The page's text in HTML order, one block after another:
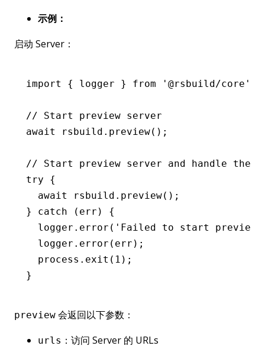
示例：
启动 Server：
import { logger } from '@rsbuild/core'
// Start preview server
await
rsbuild .preview();
// Start preview server and handle the
try {
  await
rsbuild .preview();
} catch (err) {
  logger
.error ( 'Failed to start preview
  logger
.error (err);
  process
.exit ( 1 );
}
preview 会返回以下参数：
urls ：访问 Server 的 URLs